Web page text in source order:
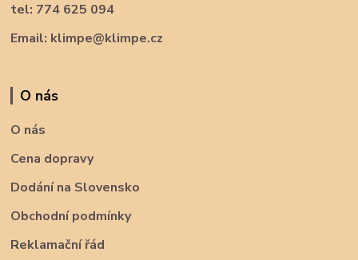
tel: 774 625 094
Email: klimpe@klimpe.cz
O nás
O nás
Cena dopravy
Dodání na Slovensko
Obchodní podmínky
Reklamační řád